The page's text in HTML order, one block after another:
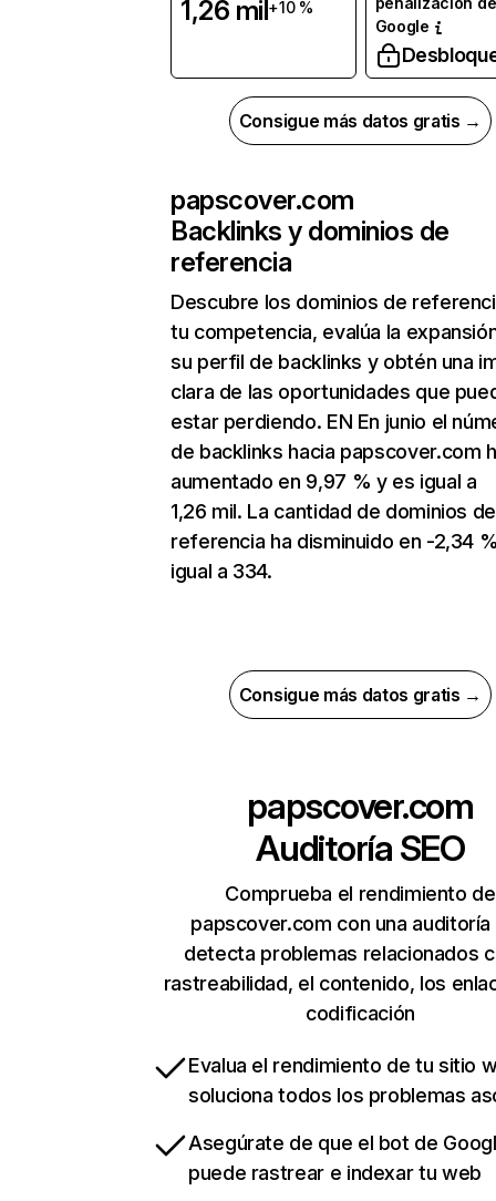
1,26 mil +10 %
Google
Consigue más datos gratis →
papscover.com
Backlinks y dominios de
referencia
Descubre los dominios de
tu competencia, evalúa la
su perfil de backlinks y obtén una
clara de las oportunidades que
estar perdiendo. EN En junio el
de backlinks hacia papscover.com
aumentado en 9,97 % y es igual a
1,26 mil. La cantidad de dominios de
referencia ha disminuido en -2,34
igual a 334.
Consigue más datos gratis →
papscover.com
Auditoría SEO
Comprueba el rendimiento de
papscover.com con una auditoría
detecta problemas relacionados
rastreabilidad, el contenido, los
codificación
Evalua el rendimiento de tu sitio
soluciona todos los problemas
Asegúrate de que el bot de
puede rastrear e indexar tu web